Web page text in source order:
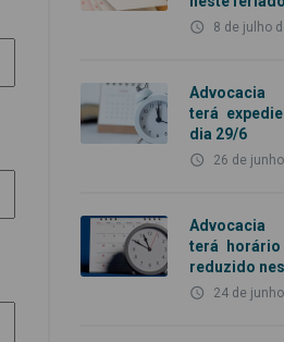
access_time 8 de julho
Advocacia
terá
dia 29/6
access_time 26 de
Advocacia
terá
reduzido
access_time 24 de